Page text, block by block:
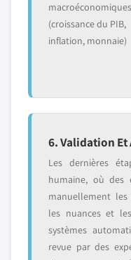
macroéconomiques
(croissance du PIB,
inflation, monnaie)
6. Validation
Les dernières
humaine, où des
manuellement
les nuances et
systèmes
revue par des